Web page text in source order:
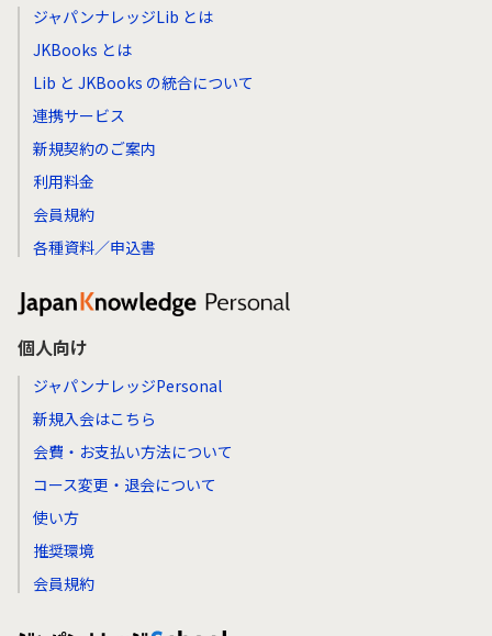
ジャパンナレッジLib とは
JKBooks とは
Lib と JKBooks の統合について
連携サービス
新規契約のご案内
利用料金
会員規約
各種資料／申込書
個人向け
ジャパンナレッジPersonal
新規入会はこちら
会費・お支払い方法について
コース変更・退会について
使い方
推奨環境
会員規約